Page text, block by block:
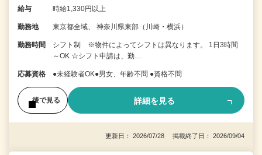
給与 時給1,330円以上
勤務地 東京都全域、 神奈川県東部（川崎・横浜）
勤務時間
シフト制 ※物件によってシフトは異なります。 1日3時間
～OK ☆シフト申請は、勤…
応募資格 ●未経験者OK●男女、年齢不問 ●資格不問
後で見る 詳細を見る
更新日： 2026/07/28 掲載終了日： 2026/09/04